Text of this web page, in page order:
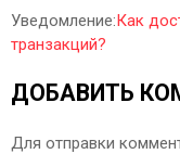
Уведомление:Как
транзакций?
ДОБАВИТЬ
Для отправки